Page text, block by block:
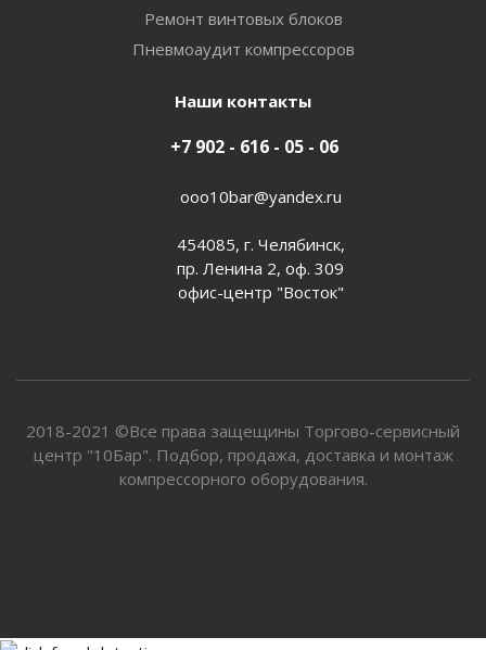
Ремонт винтовых блоков
Пневмоаудит компрессоров
Наши контакты
+7 902 - 616 - 05 - 06
ooo10bar@yandex.ru
454085, г. Челябинск,
пр. Ленина 2, оф. 309
офис-центр "Восток"
2018-2021 ©Все права защещины Торгово-сервисный
центр "10Бар". Подбор, продажа, доставка и монтаж
компрессорного оборудования.